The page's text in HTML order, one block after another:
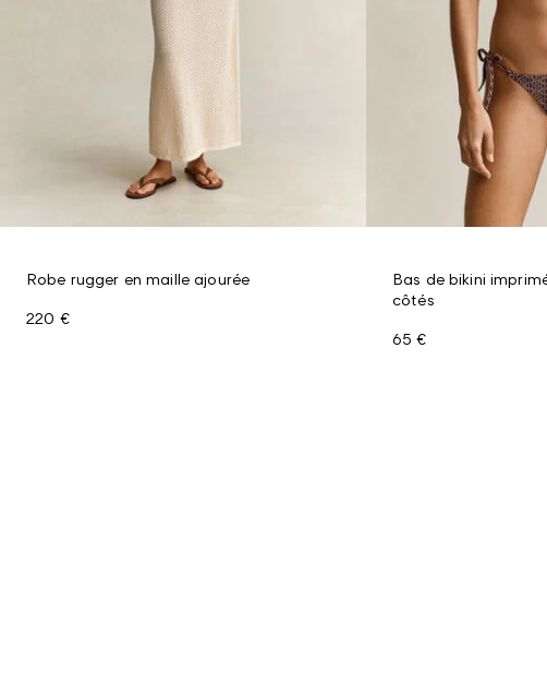
Robe rugger en maille ajourée
220 €
Bas de bikini
côtés
65 €